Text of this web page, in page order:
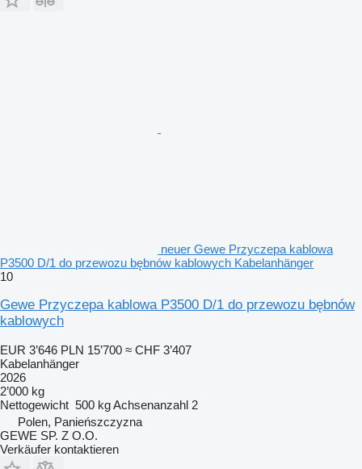
neuer Gewe Przyczepa kablowa
P3500 D/1 do przewozu bębnów kablowych Kabelanhänger
10
Gewe Przyczepa kablowa P3500 D/1 do przewozu bębnów
kablowych
EUR 3’646 PLN 15’700 ≈ CHF 3’407
Kabelanhänger
2026
2’000 kg
Nettogewicht 500 kgAchsenanzahl 2
Polen, Panieńszczyzna
GEWE SP. Z O.O.
Verkäufer kontaktieren